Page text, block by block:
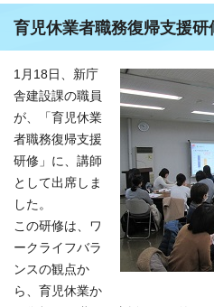
育児休業者職務復帰支援研
1月18日、新庁
舎建設課の職員
が、「育児休業
者職務復帰支援
研修」に、講師
として出席しま
した。
この研修は、ワ
ークライフバラ
ンスの観点か
ら、育児休業か